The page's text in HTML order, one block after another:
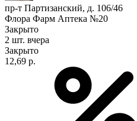
пр-т Партизанский, д. 106/46
Флора Фарм Аптека №20
Закрыто
2 шт. вчера
Закрыто
12,69 р.